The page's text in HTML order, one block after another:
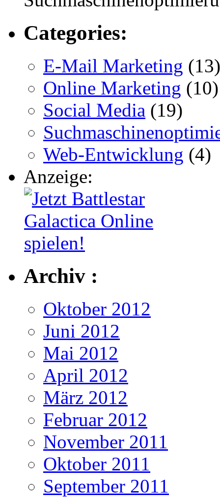
Categories:
E-Mail Marketing (13)
Online Marketing (10)
Social Media (19)
Web-Entwicklung (4)
Anzeige:
Archiv :
Oktober 2012
Juni 2012
Mai 2012
April 2012
März 2012
Februar 2012
November 2011
Oktober 2011
September 2011